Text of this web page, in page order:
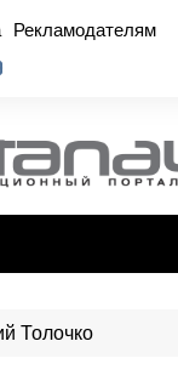
Рекламодателям
Толочко